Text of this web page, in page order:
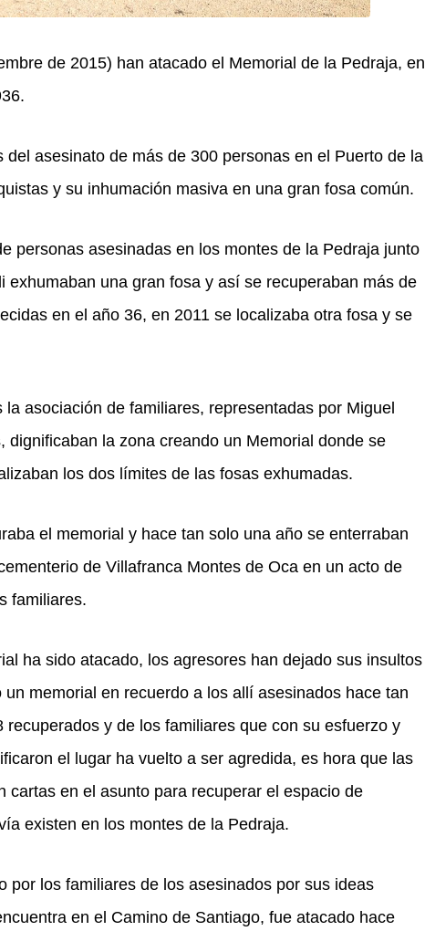
de 2015) han atacado el Memorial de la Pedraja, en
asesinato de más de 300 personas en el Puerto de la
y su inhumación masiva en una gran fosa común.
personas asesinadas en los montes de la Pedraja junto
exhumaban una gran fosa y así se recuperaban más de
en el año 36, en 2011 se localizaba otra fosa y se
asociación de familiares, representadas por Miguel
dignificaban la zona creando un Memorial donde se
los dos límites de las fosas exhumadas.
el memorial y hace tan solo una año se enterraban
de Villafranca Montes de Oca en un acto de
familiares.
ha sido atacado, los agresores han dejado sus insultos
memorial en recuerdo a los allí asesinados hace tan
y de los familiares que con su esfuerzo y
el lugar ha vuelto a ser agredida, es hora que las
en el asunto para recuperar el espacio de
existen en los montes de la Pedraja.
por los familiares de los asesinados por sus ideas
en el Camino de Santiago, fue atacado hace